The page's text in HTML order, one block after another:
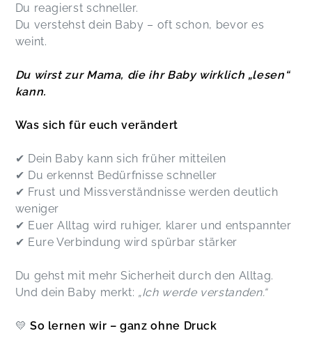
Du reagierst schneller.
Du verstehst dein Baby – oft schon, bevor es
weint.
Du wirst zur Mama, die ihr Baby wirklich „lesen“
kann.
Was sich für euch verändert
✔ Dein Baby kann sich früher mitteilen
✔ Du erkennst Bedürfnisse schneller
✔ Frust und Missverständnisse werden deutlich
weniger
✔ Euer Alltag wird ruhiger, klarer und entspannter
✔ Eure Verbindung wird spürbar stärker
Du gehst mit mehr Sicherheit durch den Alltag.
Und dein Baby merkt: „Ich werde verstanden.“
💛 So lernen wir – ganz ohne Druck